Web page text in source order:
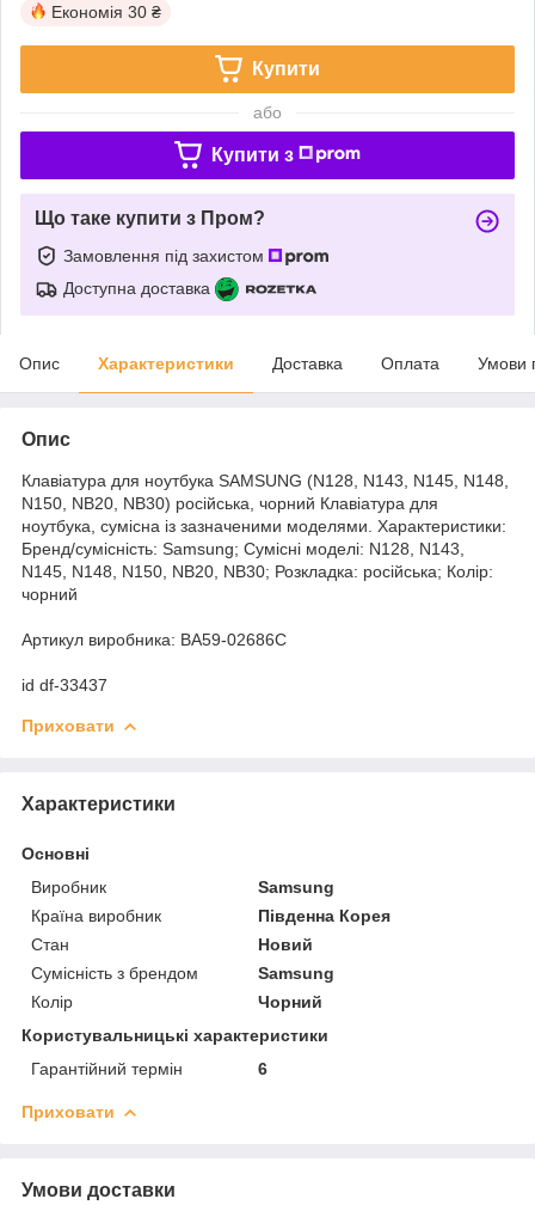
Економія 30 ₴
Купити
або
Купити з
Що таке купити з Пром?
Замовлення під захистом
Доступна доставка
Опис Характеристики Доставка Оплата Умови
Опис
Клавіатура для ноутбука SAMSUNG (N128, N143, N145, N148,
N150, NB20, NB30) російська, чорний Клавіатура для
ноутбука, сумісна із зазначеними моделями. Характеристики:
Бренд/сумісність: Samsung; Сумісні моделі: N128, N143,
N145, N148, N150, NB20, NB30; Розкладка: російська; Колір:
чорний
Артикул виробника: BA59-02686C
id df-33437
Приховати
Характеристики
Основні
Виробник
Samsung
Країна виробник
Південна Корея
Стан
Новий
Сумісність з брендом
Samsung
Колір
Чорний
Користувальницькі характеристики
Гарантійний термін
6
Приховати
Умови доставки